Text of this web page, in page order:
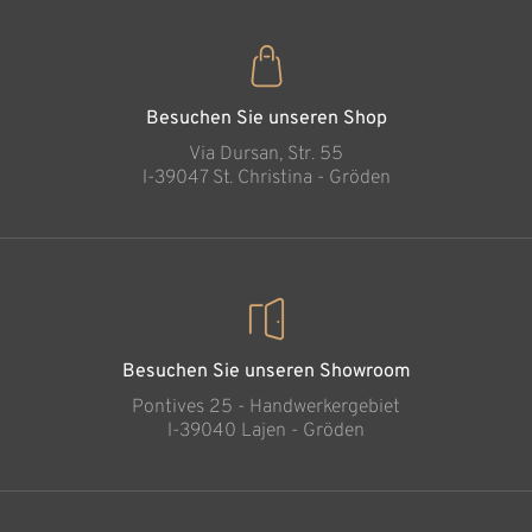
Weihnachtsmann
Hinzugefügt zum
Besuchen Sie unseren Shop
Via Dursan, Str. 55
l-39047 St. Christina - Gröden
Besuchen Sie unseren Showroom
Pontives 25 - Handwerkergebiet
l-39040 Lajen - Gröden